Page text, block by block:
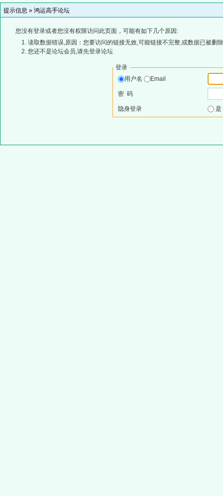
提示信息 » 鸿运高手论坛
您没有登录或者您没有权限访问此页面，可能有如下几个原因:
读取数据错误,原因：您要访问的链接无效,可能链接不完整,或数据已被删
您还不是论坛会员,请先登录论坛
登录
用户名
Email
密 码
隐身登录